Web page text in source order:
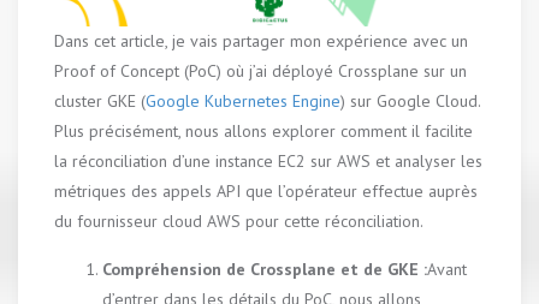
Dans cet article, je vais partager mon expérience avec un
Proof of Concept (PoC) où j’ai déployé Crossplane sur un
cluster GKE (Google Kubernetes Engine) sur Google Cloud.
Plus précisément, nous allons explorer comment il facilite
la réconciliation d’une instance EC2 sur AWS et analyser les
métriques des appels API que l’opérateur effectue auprès
du fournisseur cloud AWS pour cette réconciliation.
Compréhension de Crossplane et de GKE :Avant